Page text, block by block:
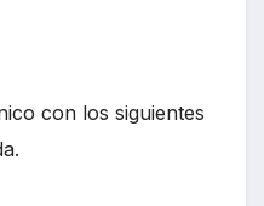
con los siguientes